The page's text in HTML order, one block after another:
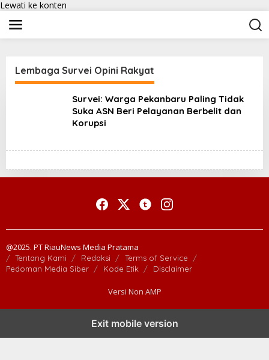
Lewati ke konten
Lembaga Survei Opini Rakyat
Survei: Warga Pekanbaru Paling Tidak
Suka ASN Beri Pelayanan Berbelit dan
Korupsi
@2025. PT RiauNews Media Pratama
Tentang Kami Redaksi
Terms of Service
Pedoman Media Siber
Kode Etik Disclaimer
Versi Non AMP
Exit mobile version